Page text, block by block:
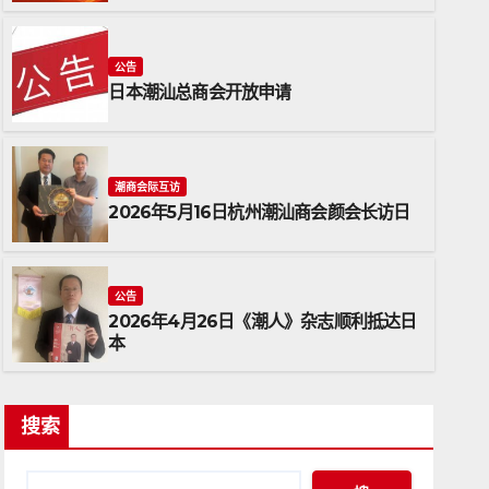
2026年5月16日杭州潮汕
2026年5月17日 ADMIN
公告
日本潮汕总商会开放申请
潮商会际互访
2026年5月16日杭州潮汕商会颜会长访日
公告
2026年4月26日《潮人》杂志顺利抵达日
本
搜索